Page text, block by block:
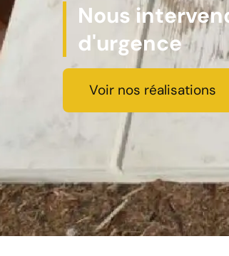
Nous
d'urgence
Voir nos réalisations